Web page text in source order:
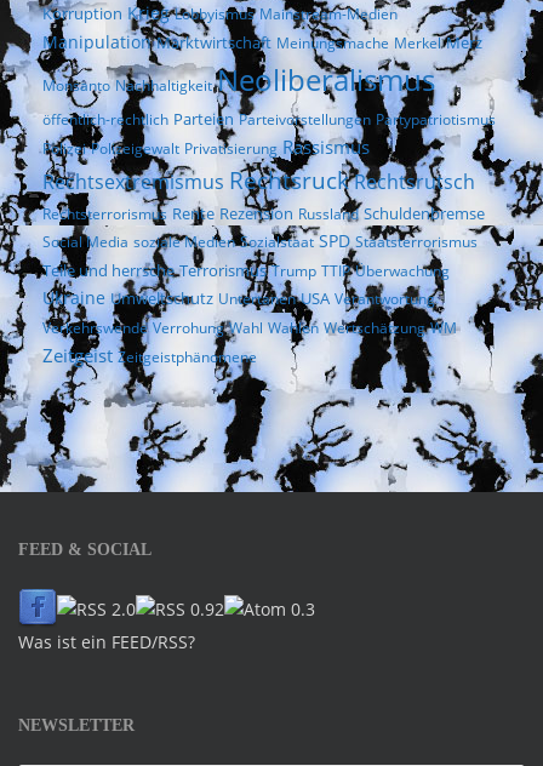
Korruption Krieg Lobbyismus Mainstream-Medien
Manipulation Marktwirtschaft Meinungsmache Merkel Merz
Monsanto Nachhaltigkeit Neoliberalismus
öffentlich-rechtlich Parteien Parteivorstellungen Partypatriotismus
Polizei Polizeigewalt Privatisierung Rassismus
Rechtsextremismus RechtsruckRechtsrutsch
Rechtsterrorismus Rente Rezension Russland Schuldenbremse
Social Media soziale Medien Sozialstaat SPD Staatsterrorismus
Teile und herrsche Terrorismus Trump TTIP Überwachung
Ukraine Umweltschutz Untertanen USA Verantwortung
Verkehrswende Verrohung Wahl Wahlen Wertschätzung WM
Zeitgeist Zeitgeistphänomene
FEED & SOCIAL
Was ist ein FEED/RSS?
NEWSLETTER